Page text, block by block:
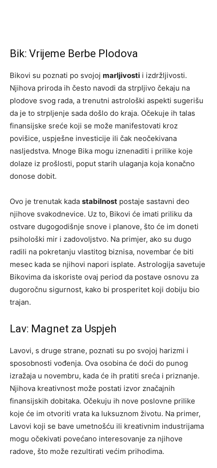
Bik: Vrijeme Berbe Plodova
Bikovi su poznati po svojoj marljivosti i izdržljivosti.
Njihova priroda ih često navodi da strpljivo čekaju na
plodove svog rada, a trenutni astrološki aspekti sugerišu
da je to strpljenje sada došlo do kraja. Očekuje ih talas
finansijske sreće koji se može manifestovati kroz
povišice, uspješne investicije ili čak neočekivana
nasljedstva. Mnoge Bika mogu iznenaditi i prilike koje
dolaze iz prošlosti, poput starih ulaganja koja konačno
donose dobit.
Ovo je trenutak kada stabilnost postaje sastavni deo
njihove svakodnevice. Uz to, Bikovi će imati priliku da
ostvare dugogodišnje snove i planove, što će im doneti
psihološki mir i zadovoljstvo. Na primjer, ako su dugo
radili na pokretanju vlastitog biznisa, novembar će biti
mesec kada se njihovi napori isplate. Astrologija savetuje
Bikovima da iskoriste ovaj period da postave osnovu za
dugoročnu sigurnost, kako bi prosperitet koji dobiju bio
trajan.
Lav: Magnet za Uspjeh
Lavovi, s druge strane, poznati su po svojoj harizmi i
sposobnosti vođenja. Ova osobina će doći do punog
izražaja u novembru, kada će ih pratiti sreća i priznanje.
Njihova kreativnost može postati izvor značajnih
finansijskih dobitaka. Očekuju ih nove poslovne prilike
koje će im otvoriti vrata ka luksuznom životu. Na primer,
Lavovi koji se bave umetnošću ili kreativnim industrijama
mogu očekivati povećano interesovanje za njihove
radove, što može rezultirati većim prihodima.